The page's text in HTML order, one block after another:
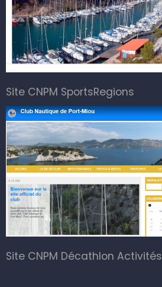
Site CNPM SportsRegions
Site CNPM Décathlon Activités